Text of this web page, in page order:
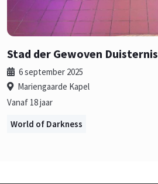
Stad der Gewoven Duisternis
6 september 2025
Mariengaarde Kapel
Vanaf 18 jaar
World of Darkness